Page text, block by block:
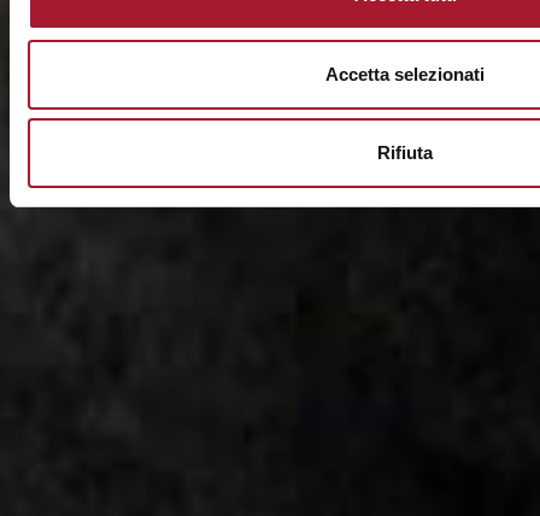
Accetta selezionati
Rifiuta